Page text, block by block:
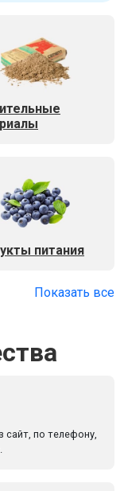
питания
Показать все
по телефону,